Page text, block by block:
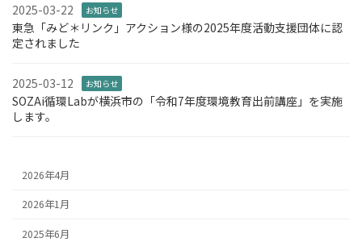
2025-03-22 お知らせ
東急「みど＊リンク」アクション様の2025年度活動支援団体に認
定されました
2025-03-12 お知らせ
SOZAi循環Labが横浜市の「令和7年度環境教育出前講座」を実施
します。
2026年4月
2026年1月
2025年6月